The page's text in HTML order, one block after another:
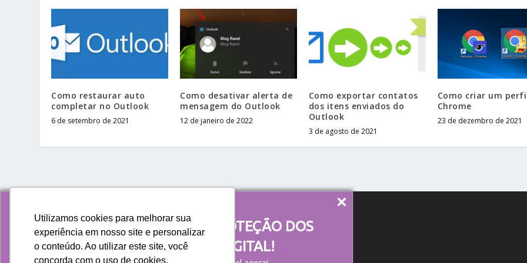
AUMENTE A EFICIÊNCIA E PROTEÇÃO DOS
SEUS DADOS NA ERA DIGITAL!
Utilizamos cookies para melhorar sua
experiência em nosso site e personalizar
o conteúdo. Ao utilizar este site, você
concorda com o uso de cookies.
Como restaurar auto
completar no Outlook
6 de setembro de 2021
Como desativar alerta de
mensagem do Outlook
12 de janeiro de 2022
Como exportar contatos
dos itens enviados do
Outlook
3 de agosto de 2021
Como criar um
Chrome
23 de dezembro de 2021
Política de privacidade